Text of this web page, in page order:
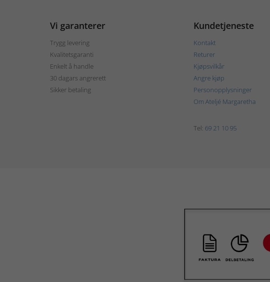
Vi garanterer
Trygg levering
Kvalitetsgaranti
Enkelt å handle
30 dagars angrerett
Sikker betaling
Kundetjeneste
Kontakt
Returer
Kjøpsvilkår
Angre kjøp
Personopplysninger
Om Ateljé Margaretha
Tel: 69 21 10 95